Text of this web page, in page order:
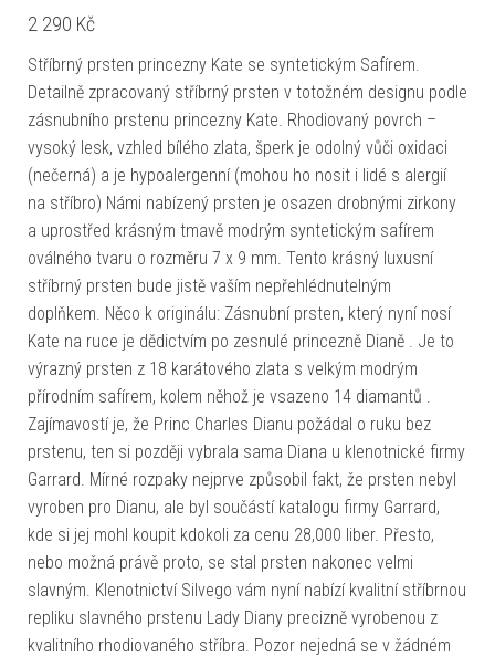
2 290 Kč
Stříbrný prsten princezny Kate se syntetickým Safírem.
Detailně zpracovaný stříbrný prsten v totožném designu podle
zásnubního prstenu princezny Kate. Rhodiovaný povrch –
vysoký lesk, vzhled bílého zlata, šperk je odolný vůči oxidaci
(nečerná) a je hypoalergenní (mohou ho nosit i lidé s alergií
na stříbro) Námi nabízený prsten je osazen drobnými zirkony
a uprostřed krásným tmavě modrým syntetickým safírem
oválného tvaru o rozměru 7 x 9 mm. Tento krásný luxusní
stříbrný prsten bude jistě vaším nepřehlédnutelným
doplňkem. Něco k originálu: Zásnubní prsten, který nyní nosí
Kate na ruce je dědictvím po zesnulé princezně Dianě . Je to
výrazný prsten z 18 karátového zlata s velkým modrým
přírodním safírem, kolem něhož je vsazeno 14 diamantů .
Zajímavostí je, že Princ Charles Dianu požádal o ruku bez
prstenu, ten si později vybrala sama Diana u klenotnické firmy
Garrard. Mírné rozpaky nejprve způsobil fakt, že prsten nebyl
vyroben pro Dianu, ale byl součástí katalogu firmy Garrard,
kde si jej mohl koupit kdokoli za cenu 28,000 liber. Přesto,
nebo možná právě proto, se stal prsten nakonec velmi
slavným. Klenotnictví Silvego vám nyní nabízí kvalitní stříbrnou
repliku slavného prstenu Lady Diany precizně vyrobenou z
kvalitního rhodiovaného stříbra. Pozor nejedná se v žádném